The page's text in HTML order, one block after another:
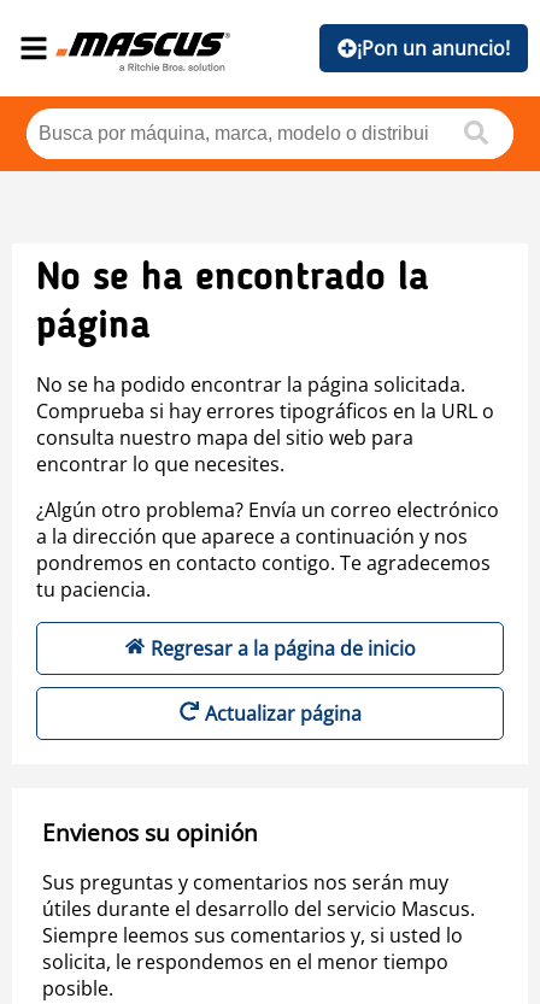
¡Pon un anuncio!
No se ha encontrado la
página
No se ha podido encontrar la página solicitada.
Comprueba si hay errores tipográficos en la URL o
consulta nuestro mapa del sitio web para
encontrar lo que necesites.
¿Algún otro problema? Envía un correo electrónico
a la dirección que aparece a continuación y nos
pondremos en contacto contigo. Te agradecemos
tu paciencia.
Regresar a la página de inicio
Actualizar página
Envienos su opinión
Sus preguntas y comentarios nos serán muy
útiles durante el desarrollo del servicio Mascus.
Siempre leemos sus comentarios y, si usted lo
solicita, le respondemos en el menor tiempo
posible.